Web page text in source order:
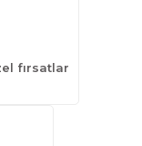
fırsatlar